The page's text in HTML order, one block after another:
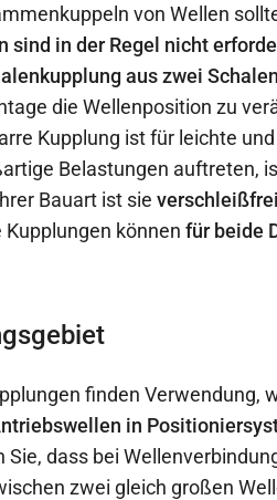
von Wellen
sind in der Regel nicht
aus zwei
die Wellenposition zu
Kupplung ist für leichte
Belastungen auftreten,
Bauart ist sie verschleißfrei
Kupplungen können für beide
finden Verwendung,
in
Sie, dass bei
zwei gleich großen